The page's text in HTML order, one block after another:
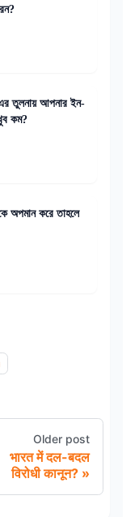
তুলনায় আপনার ইন-
কম?
অপমান করে তাহলে
Older post
भारत में दल-बदल
विरोधी कानून?